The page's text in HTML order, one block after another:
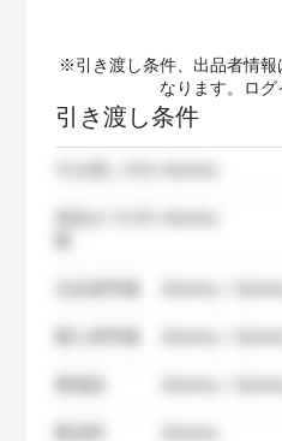
※引き渡し条件、出品者情報
なります。ログ
引き渡し条件